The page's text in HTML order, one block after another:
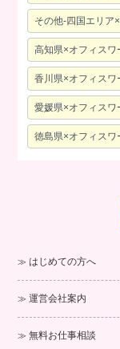
その他-四国エリア
高知県×オフィスワ
香川県×オフィスワ
愛媛県×オフィスワ
徳島県×オフィスワ
はじめての方へ
運営会社案内
無料お仕事相談